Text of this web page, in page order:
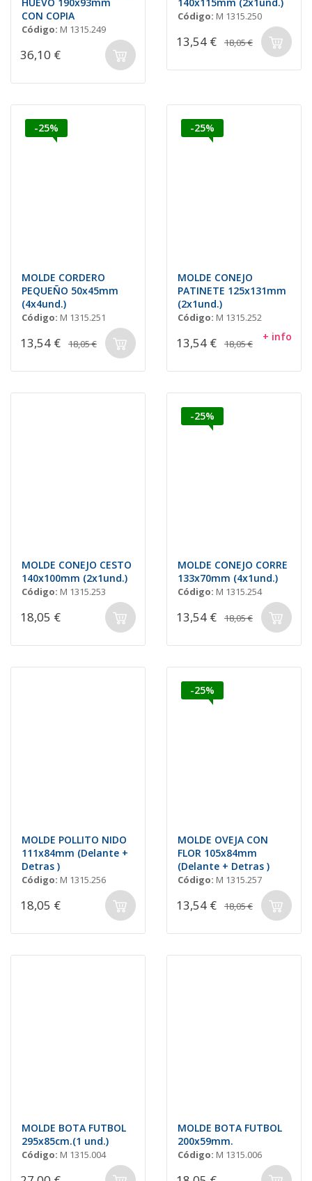
HUEVO 190x93mm
CON COPIA
Código: M 1315.249
36,10 €
140x115mm (2x1und.)
Código: M 1315.250
13,54 € 18,05 €
-25%
MOLDE CORDERO
PEQUEÑO 50x45mm
(4x4und.)
Código: M 1315.251
13,54 € 18,05 €
-25%
MOLDE CONEJO
PATINETE 125x131mm
(2x1und.)
Código: M 1315.252
13,54 € 18,05 €
+ info
MOLDE CONEJO CESTO
140x100mm (2x1und.)
Código: M 1315.253
18,05 €
-25%
MOLDE CONEJO CORRE
133x70mm (4x1und.)
Código: M 1315.254
13,54 € 18,05 €
MOLDE POLLITO NIDO
111x84mm (Delante +
Detras )
Código: M 1315.256
18,05 €
-25%
MOLDE OVEJA CON
FLOR 105x84mm
(Delante + Detras )
Código: M 1315.257
13,54 € 18,05 €
MOLDE BOTA FUTBOL
295x85cm.(1 und.)
Código: M 1315.004
MOLDE BOTA FUTBOL
200x59mm.
Código: M 1315.006